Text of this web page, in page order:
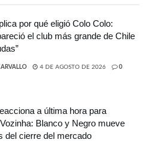
por qué eligió Colo Colo:
el club más grande de Chile
4 DE AGOSTO DE 2026 0
a última hora para
Blanco y Negro mueve
del cierre del mercado